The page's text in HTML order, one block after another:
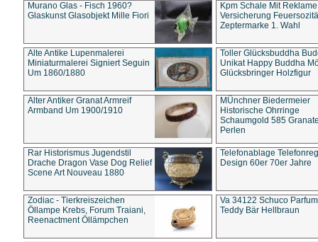
Murano Glas - Fisch 1960?
Glaskunst Glasobjekt Mille Fiori
Kpm Schale Mit Reklame
Versicherung
Zeptermarke 1. Wahl
Alte Antike Lupenmalerei
Miniaturmalerei Signiert Seguin
Um 1860/1880
Toller Glücksbuddha
Unikat Happy Buddha
Glücksbringer Holzfigur
Alter Antiker Granat Armreif
Armband Um 1900/1910
MÜnchner Biedermeier
Historische Ohrringe
Schaumgold 585
Perlen
Rar Historismus Jugendstil
Drache Dragon Vase Dog Relief
Scene Art Nouveau 1880
Telefonablage
Design 60er 70er Jahre
Zodiac - Tierkreiszeichen
Öllampe Krebs, Forum Traiani,
Reenactment Öllämpchen
Va 34122 Schuco
Teddy Bär Hellbraun